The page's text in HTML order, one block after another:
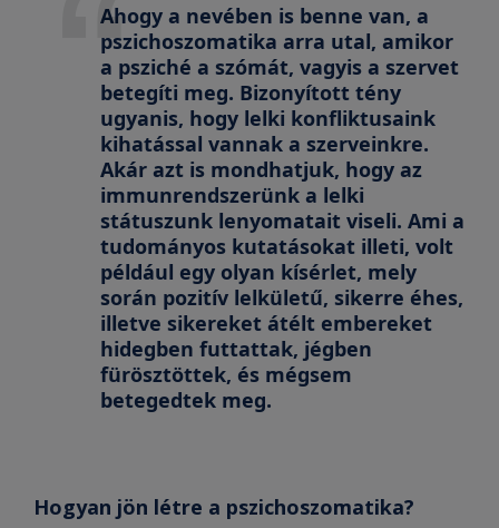
Ahogy a nevében is benne van, a
pszichoszomatika arra utal, amikor
a psziché a szómát, vagyis a szervet
betegíti meg. Bizonyított tény
ugyanis, hogy lelki konfliktusaink
kihatással vannak a szerveinkre.
Akár azt is mondhatjuk, hogy az
immunrendszerünk a lelki
státuszunk lenyomatait viseli. Ami a
tudományos kutatásokat illeti, volt
például egy olyan kísérlet, mely
során pozitív lelkületű, sikerre éhes,
illetve sikereket átélt embereket
hidegben futtattak, jégben
fürösztöttek, és mégsem
betegedtek meg.
Hogyan jön létre a pszichoszomatika?